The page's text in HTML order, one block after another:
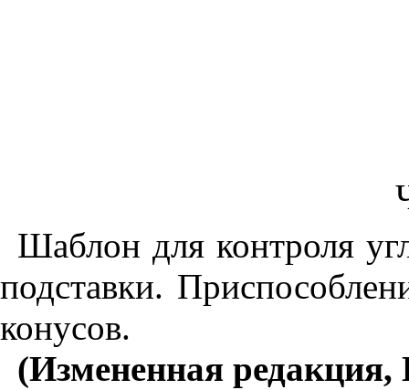
Шаблон для контроля
подставки.
конусов.
(Измененная